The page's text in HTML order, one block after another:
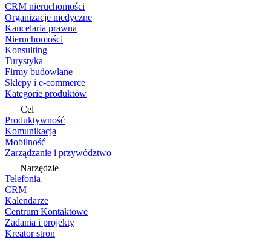
CRM nieruchomości
Organizacje medyczne
Kancelaria prawna
Nieruchomości
Konsulting
Turystyka
Firmy budowlane
Sklepy i e-commerce
Kategorie produktów
Cel
Produktywność
Komunikacja
Mobilność
Zarządzanie i przywództwo
Narzędzie
Telefonia
CRM
Kalendarze
Centrum Kontaktowe
Zadania i projekty
Kreator stron